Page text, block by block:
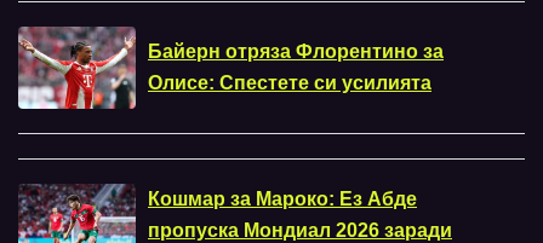
Байерн отряза Флорентино за
Олисе: Спестете си усилията
Кошмар за Мароко: Ез Абде
пропуска Мондиал 2026 заради